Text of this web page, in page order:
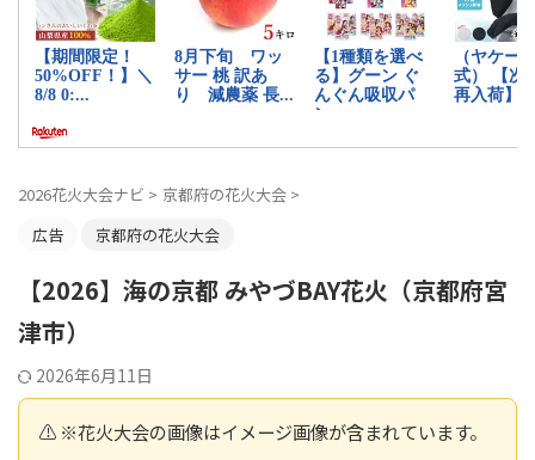
2026花火大会ナビ > 京都府の花火大会 >
広告
京都府の花火大会
【2026】海の京都 みやづBAY花火（京都府宮
津市）
2026年6月11日
⚠️ ※花火大会の画像はイメージ画像が含まれています。